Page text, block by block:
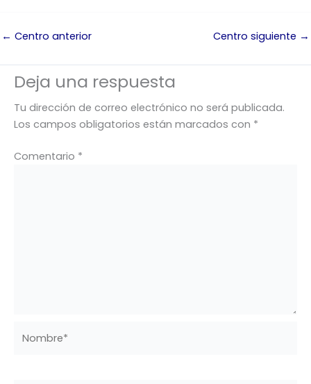
← Centro anterior Centro siguiente →
Deja una respuesta
Tu dirección de correo electrónico no será publicada.
Los campos obligatorios están marcados con *
Comentario *